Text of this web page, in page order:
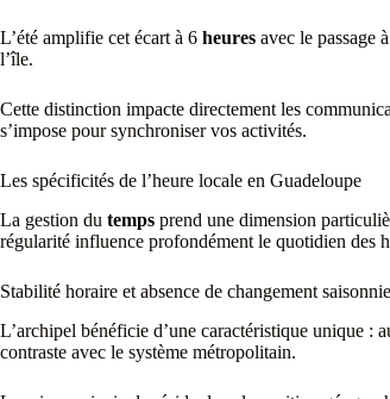
L’été amplifie cet écart à 6 heures avec le passage
l’île.
Cette distinction impacte directement les
s’impose pour synchroniser vos activités.
Les spécificités de l’heure locale en Guadeloupe
La gestion du temps prend une dimension
régularité influence profondément le quotidien des
Stabilité horaire et absence de changement
L’archipel bénéficie d’une caractéristique unique :
contraste avec le système métropolitain.